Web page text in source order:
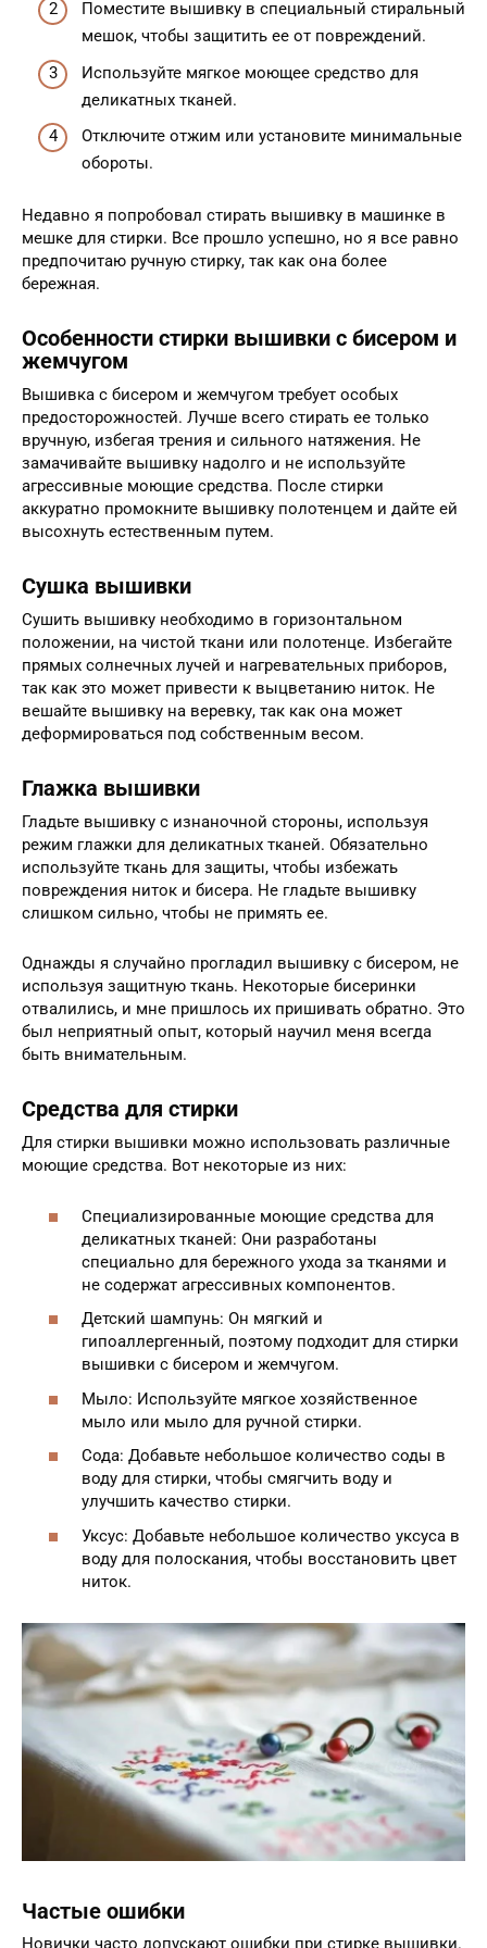
Поместите вышивку в специальный стиральный
мешок, чтобы защитить ее от повреждений.
Используйте мягкое моющее средство для
деликатных тканей.
Отключите отжим или установите минимальные
обороты.
Недавно я попробовал стирать вышивку в машинке в
мешке для стирки. Все прошло успешно, но я все равно
предпочитаю ручную стирку, так как она более
бережная.
Особенности стирки вышивки с бисером и
жемчугом
Вышивка с бисером и жемчугом требует особых
предосторожностей. Лучше всего стирать ее только
вручную, избегая трения и сильного натяжения. Не
замачивайте вышивку надолго и не используйте
агрессивные моющие средства. После стирки
аккуратно промокните вышивку полотенцем и дайте ей
высохнуть естественным путем.
Сушка вышивки
Сушить вышивку необходимо в горизонтальном
положении, на чистой ткани или полотенце. Избегайте
прямых солнечных лучей и нагревательных приборов,
так как это может привести к выцветанию ниток. Не
вешайте вышивку на веревку, так как она может
деформироваться под собственным весом.
Глажка вышивки
Гладьте вышивку с изнаночной стороны, используя
режим глажки для деликатных тканей. Обязательно
используйте ткань для защиты, чтобы избежать
повреждения ниток и бисера. Не гладьте вышивку
слишком сильно, чтобы не примять ее.
Однажды я случайно прогладил вышивку с бисером, не
используя защитную ткань. Некоторые бисеринки
отвалились, и мне пришлось их пришивать обратно. Это
был неприятный опыт, который научил меня всегда
быть внимательным.
Средства для стирки
Для стирки вышивки можно использовать различные
моющие средства. Вот некоторые из них:
Специализированные моющие средства для
деликатных тканей: Они разработаны
специально для бережного ухода за тканями и
не содержат агрессивных компонентов.
Детский шампунь: Он мягкий и
гипоаллергенный, поэтому подходит для стирки
вышивки с бисером и жемчугом.
Мыло: Используйте мягкое хозяйственное
мыло или мыло для ручной стирки.
Сода: Добавьте небольшое количество соды в
воду для стирки, чтобы смягчить воду и
улучшить качество стирки.
Уксус: Добавьте небольшое количество уксуса в
воду для полоскания, чтобы восстановить цвет
ниток.
Частые ошибки
Новички часто допускают ошибки при стирке вышивки.